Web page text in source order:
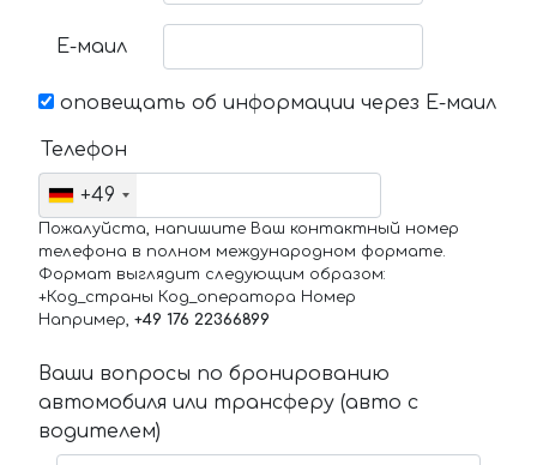
Е-маил
оповещать об информации через Е-маил
Телефон
+49
Пожалуйста, напишите Ваш контактный номер
телефона в полном международном формате.
Формат выглядит следующим образом:
+Код_страны Код_оператора Номер
Например, +49 176 22366899
Ваши вопросы по бронированию
автомобиля или трансферу (авто с
водителем)